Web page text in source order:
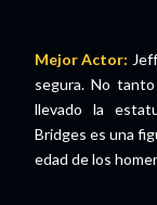
Mejor Actor:
segura. No
llevado la
Bridges es una
edad de los